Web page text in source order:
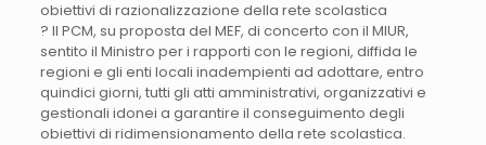
obiettivi di razionalizzazione della rete scolastica
? Il PCM, su proposta del MEF, di concerto con il MIUR,
sentito il Ministro per i rapporti con le regioni, diffida le
regioni e gli enti locali inadempienti ad adottare, entro
quindici giorni, tutti gli atti amministrativi, organizzativi e
gestionali idonei a garantire il conseguimento degli
obiettivi di ridimensionamento della rete scolastica.